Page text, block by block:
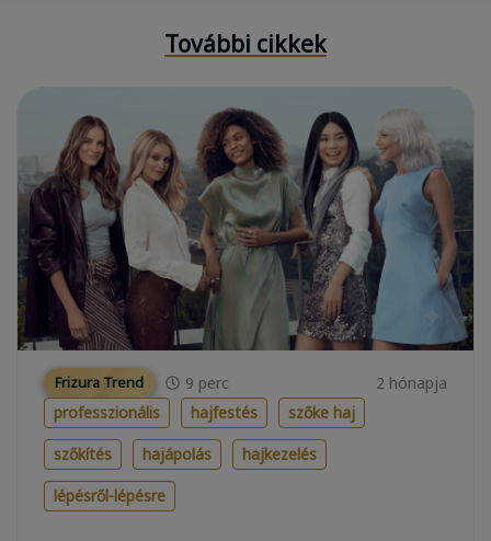
További cikkek
Frizura Trend 9 perc
2 hónapja
professzionális
hajfestés
szőke haj
szőkítés
hajápolás
hajkezelés
lépésről-lépésre